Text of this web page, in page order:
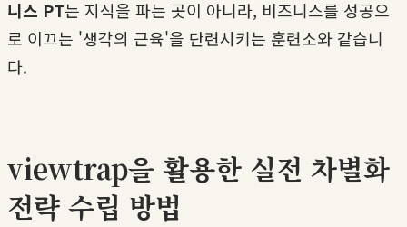
니스 PT는 지식을 파는 곳이 아니라, 비즈니스를 성공으
로 이끄는 '생각의 근육'을 단련시키는 훈련소와 같습니
다.
viewtrap을 활용한 실전 차별화
전략 수립 방법